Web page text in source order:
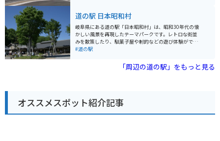
品などを販売する農産物直売所があり、郡上の味覚を堪
能できます。また、レストランでは、地元の食材を使っ
た料理を楽しむことができます。 バイクで訪れる場合、
周辺には、関ヶ原の戦いの史跡である関ケ原古戦場や、
郡上八幡城など、歴史的な観光スポットが点在していま
駐車場も完備されているので、安心してバイクを停める
道の駅 日本昭和村
岐阜県にある道の駅「日本昭和村」は、昭和30年代の懐
かしい風景を再現したテーマパークです。レトロな街並
みを散策したり、駄菓子屋や射的などの遊び体験ができ
ます。当時の暮らしを体験できる展示もあり、大人も子
使った料理が味わえます。お土産には、昭和レトロなグ
ッズや地元の特産品が人気です。 バイクで行く場合は、
#道の駅
「周辺の道の駅」をもっと見る
オススメスポット紹介記事